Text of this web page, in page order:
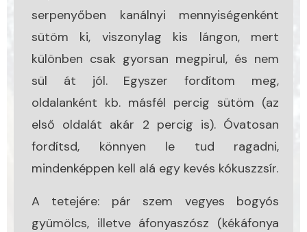
serpenyőben kanálnyi mennyiségenként
sütöm ki, viszonylag kis lángon, mert
különben csak gyorsan megpirul, és nem
sül át jól. Egyszer fordítom meg,
oldalanként kb. másfél percig sütöm (az
első oldalát akár 2 percig is). Óvatosan
fordítsd, könnyen le tud ragadni,
mindenképpen kell alá egy kevés kókuszzsír.
A tetejére: pár szem vegyes bogyós
gyümölcs, illetve áfonyaszósz (kékáfonya